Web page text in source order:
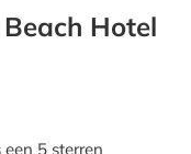
Hotel
5 sterren